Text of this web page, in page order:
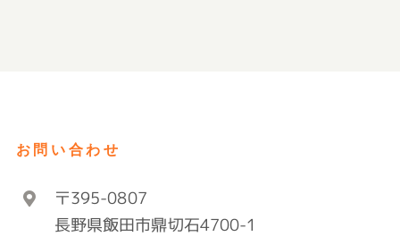
お問い合わせ
〒395-0807
長野県飯田市鼎切石4700-1